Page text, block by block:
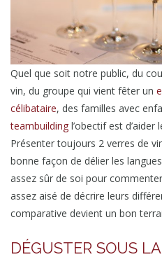
Quel que soit notre public, du
vin, du groupe qui vient fêter un
célibataire, des familles avec
teambuilding l’obectif est
Présenter toujours 2 verres de
bonne façon de délier les
assez sûr de soi pour
assez aisé de décrire leurs
comparative devient un bon
DÉGUSTER SOUS